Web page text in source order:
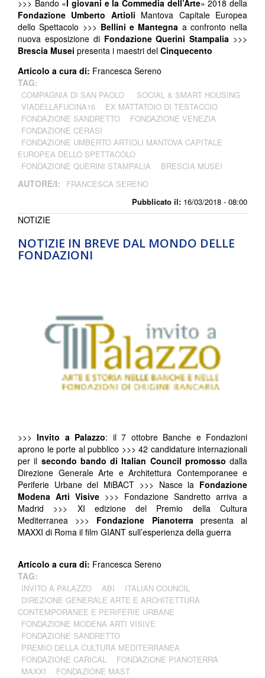
Pubblicato il: 16/03/2018 - 08:00
>>> Bando «I giovani e la Commedia dell’Arte» 2018 della
Fondazione Umberto Artioli Mantova Capitale Europea
dello Spettacolo >>> Bellini e Mantegna a confronto nella
nuova esposizione di Fondazione Querini Stampalia >>>
Brescia Musei presenta i maestri del Cinquecento
Articolo a cura di: Francesca Sereno
TAG:
COMPAGNIA DI SAN PAOLO
SOCIAL & SMART HOUSING
VIADELLAFUCINA16
EX MATTATOIO DI TESTACCIO
FONDAZIONE SANDRETTO
FONDAZIONE VENEZIA
FONDAZIONE CERASI
FONDAZIONE UMBERTO ARTIOLI MANTOVA CAPITALE
EUROPEA DELLO SPETTACOLO
FONDAZIONE QUERINI STAMPALIA
BRESCIA MUSEI
AUTORE/I: FRANCESCA SERENO
NOTIZIE IN BREVE DAL MONDO DELLE
FONDAZIONI
NOTIZIE
>>> Invito a Palazzo: il 7 ottobre Banche e Fondazioni
aprono le porte al pubblico >>> 42 candidature internazionali
per il secondo bando di Italian Council promosso dalla
Direzione Generale Arte e Architettura Contemporanee e
Periferie Urbane del MiBACT >>> Nasce la Fondazione
Modena Arti Visive >>> Fondazione Sandretto arriva a
Madrid >>> XI edizione del Premio della Cultura
Mediterranea >>> Fondazione Pianoterra presenta al
MAXXI di Roma il film GIANT sull’esperienza della guerra
Articolo a cura di: Francesca Sereno
TAG:
INVITO A PALAZZO ABI
ITALIAN COUNCIL
DIREZIONE GENERALE ARTE E ARCHITETTURA
CONTEMPORANEE E PERIFERIE URBANE
FONDAZIONE MODENA ARTI VISIVE
FONDAZIONE SANDRETTO
PREMIO DELLA CULTURA MEDITERRANEA
FONDAZIONE CARICAL
FONDAZIONE PIANOTERRA
MAXXI
FONDAZIONE MAST